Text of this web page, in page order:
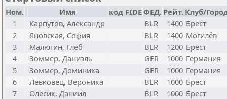
Ном. Имя код FIDEФЕД. Рейт. Клуб/
1
Карпутов, Александр BLR 1400 Брест
2
Яновская, София BLR 1400 Могилёв
3
Малюгин, Глеб BLR 1200 Брест
4
Зоммер, Даниэль GER 1000 Германия
5
Зоммер, Доминика GER 1000 Германия
6
Левковец, Вероника BLR 1000 Брест
7
Олесик, Даниил BLR 1000 Брест